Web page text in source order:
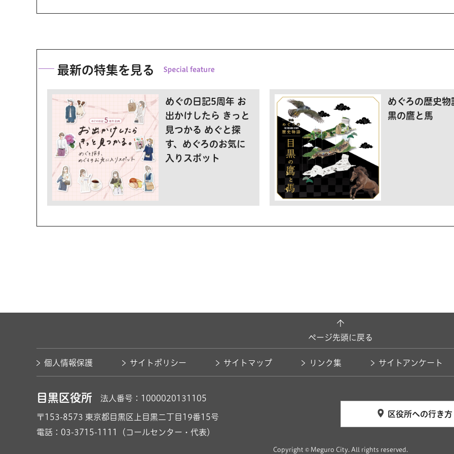
最新の特集を見る
めぐの日記5周年 お
出かけしたら きっと
見つかる めぐと探
す、めぐろのお気に
入りスポット
めぐろの歴史物
黒の鷹と馬
ページ先頭に戻る
個人情報保護 サイトポリシー サイトマップ リンク集 サイトアンケート
目黒区役所 法人番号：1000020131105
〒153-8573 東京都目黒区上目黒二丁目19番15号
電話：03-3715-1111（コールセンター・代表）
区役所への行き方
Copyright © Meguro City. All rights reserved.